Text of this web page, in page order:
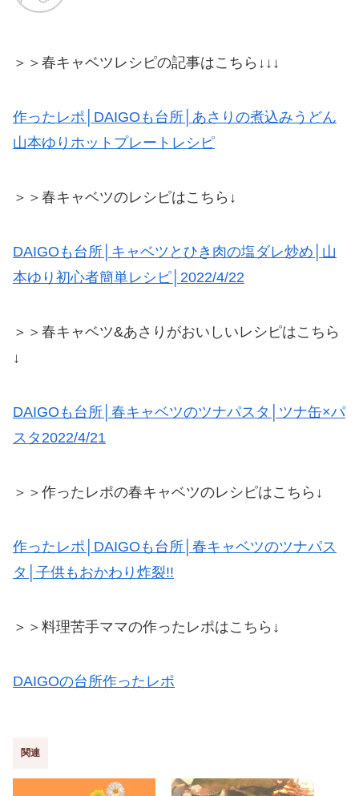
＞＞春キャベツレシピの記事はこちら↓↓↓
作ったレポ│DAIGOも台所│あさりの煮込みうどん
山本ゆりホットプレートレシピ
＞＞春キャベツのレシピはこちら↓
DAIGOも台所│キャベツとひき肉の塩ダレ炒め│山
本ゆり初心者簡単レシピ│2022/4/22
＞＞春キャベツ&あさりがおいしいレシピはこちら
↓
DAIGOも台所│春キャベツのツナパスタ│ツナ缶×パ
スタ2022/4/21
＞＞作ったレポの春キャベツのレシピはこちら↓
作ったレポ│DAIGOも台所│春キャベツのツナパス
タ│子供もおかわり炸裂!!
＞＞料理苦手ママの作ったレポはこちら↓
DAIGOの台所作ったレポ
関連